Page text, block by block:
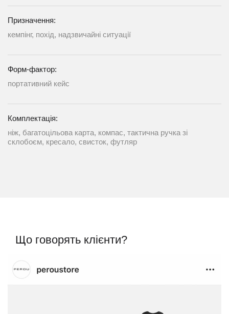
Призначення:
кемпінг, похід, надзвичайні ситуації
Форм-фактор:
портативний кейс
Комплектація:
ніж, багатоцільова карта, компас, тактична ручка зі
склобоєм, кресало, свисток, футляр
Що говорять клієнти?